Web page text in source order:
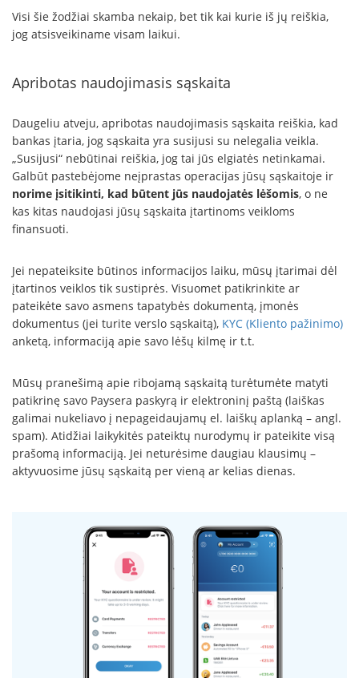
Visi šie žodžiai skamba nekaip, bet tik kai kurie iš jų reiškia,
jog atsisveikiname visam laikui.
Apribotas naudojimasis sąskaita
Daugeliu atveju, apribotas naudojimasis sąskaita reiškia, kad
bankas įtaria, jog sąskaita yra susijusi su nelegalia veikla.
„Susijusi“ nebūtinai reiškia, jog tai jūs elgiatės netinkamai.
Galbūt pastebėjome neįprastas operacijas jūsų sąskaitoje ir
norime įsitikinti, kad būtent jūs naudojatės lėšomis, o ne
kas kitas naudojasi jūsų sąskaita įtartinoms veikloms
finansuoti.
Jei nepateiksite būtinos informacijos laiku, mūsų įtarimai dėl
įtartinos veiklos tik sustiprės. Visuomet patikrinkite ar
pateikėte savo asmens tapatybės dokumentą, įmonės
dokumentus (jei turite verslo sąskaitą), KYC (Kliento pažinimo)
anketą, informaciją apie savo lėšų kilmę ir t.t.
Mūsų pranešimą apie ribojamą sąskaitą turėtumėte matyti
patikrinę savo Paysera paskyrą ir elektroninį paštą (laiškas
galimai nukeliavo į nepageidaujamų el. laiškų aplanką – angl.
spam). Atidžiai laikykitės pateiktų nurodymų ir pateikite visą
prašomą informaciją. Jei neturėsime daugiau klausimų –
aktyvuosime jūsų sąskaitą per vieną ar kelias dienas.